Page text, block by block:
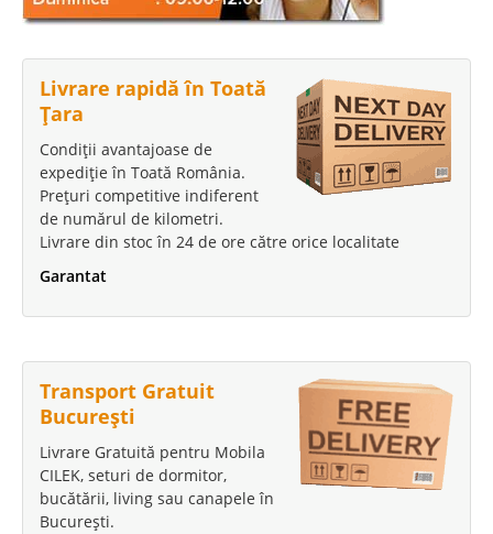
Livrare rapidă în Toată
Țara
Condiții avantajoase de
expediție în Toată România.
Prețuri competitive indiferent
de numărul de kilometri.
Livrare din stoc în 24 de ore către orice localitate
Garantat
Transport Gratuit
București
Livrare Gratuită pentru Mobila
CILEK, seturi de dormitor,
bucătării, living sau canapele în
București.